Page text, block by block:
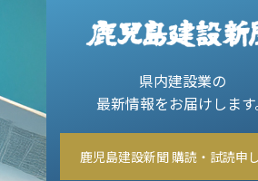
県内建設業の
最新情報をお届けします
鹿児島建設新聞 購読・試読申